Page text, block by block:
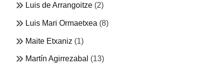
Luis de Arrangoitze (2)
Luis Mari Ormaetxea (8)
Maite Etxaniz (1)
Martín Agirrezabal (13)